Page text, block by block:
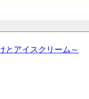
とアイスクリーム～